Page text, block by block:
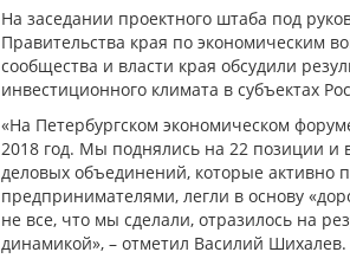
На заседании проектного штаба под
Правительства края по экономическим
сообщества и власти края обсудили
инвестиционного климата в субъектах
«На Петербургском экономическом
2018 год. Мы поднялись на 22 позиции и
деловых объединений, которые активно
предпринимателями, легли в основу
не все, что мы сделали, отразилось на
динамикой», – отметил Василий Шихалев.